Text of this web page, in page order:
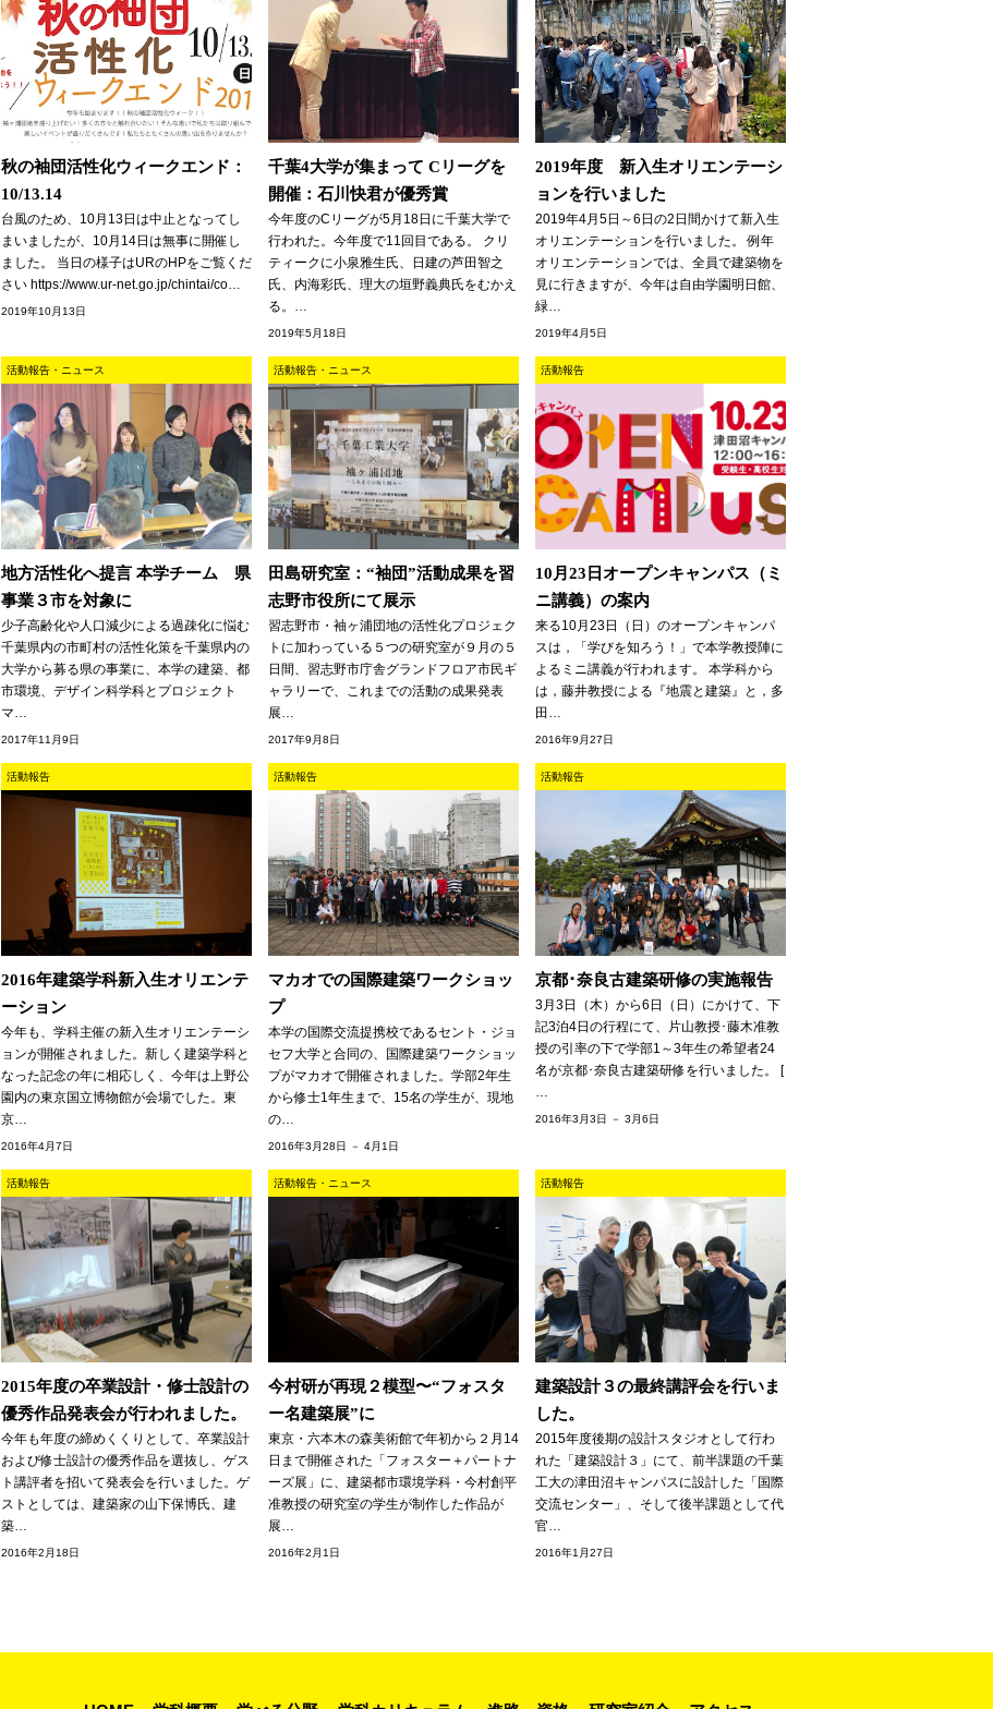
秋の袖団活性化ウィークエンド：
10/13.14
台風のため、10月13日は中止となってし
まいましたが、10月14日は無事に開催し
ました。 当日の様子はURのHPをご覧くだ
さい https://www.ur-net.go.jp/chintai/co…
2019年10月13日
千葉4大学が集まって Cリーグを
開催：石川快君が優秀賞
今年度のCリーグが5月18日に千葉大学で
行われた。今年度で11回目である。 クリ
ティークに小泉雅生氏、日建の芦田智之
氏、内海彩氏、理大の垣野義典氏をむかえ
る。…
2019年5月18日
2019年度 新入生オリエンテーシ
ョンを行いました
2019年4月5日～6日の2日間かけて新入生
オリエンテーションを行いました。 例年
オリエンテーションでは、全員で建築物を
見に行きますが、今年は自由学園明日館、
緑…
2019年4月5日
活動報告・ニュース
地方活性化へ提言 本学チーム 県
事業３市を対象に
少子高齢化や人口減少による過疎化に悩む
千葉県内の市町村の活性化策を千葉県内の
大学から募る県の事業に、本学の建築、都
市環境、デザイン科学科とプロジェクト
マ…
2017年11月9日
活動報告・ニュース
田島研究室：“袖団”活動成果を習
志野市役所にて展示
習志野市・袖ヶ浦団地の活性化プロジェク
トに加わっている５つの研究室が９月の５
日間、習志野市庁舎グランドフロア市民ギ
ャラリーで、これまでの活動の成果発表
展…
2017年9月8日
活動報告
10月23日オープンキャンパス（ミ
ニ講義）の案内
来る10月23日（日）のオープンキャンパ
スは，「学びを知ろう！」で本学教授陣に
よるミニ講義が行われます。 本学科から
は，藤井教授による『地震と建築』と，多
田…
2016年9月27日
活動報告
2016年建築学科新入生オリエンテ
ーション
今年も、学科主催の新入生オリエンテーシ
ョンが開催されました。新しく建築学科と
なった記念の年に相応しく、今年は上野公
園内の東京国立博物館が会場でした。東
京…
2016年4月7日
活動報告
マカオでの国際建築ワークショッ
プ
本学の国際交流提携校であるセント・ジョ
セフ大学と合同の、国際建築ワークショッ
プがマカオで開催されました。学部2年生
から修士1年生まで、15名の学生が、現地
の…
2016年3月28日 － 4月1日
活動報告
京都･奈良古建築研修の実施報告
3月3日（木）から6日（日）にかけて、下
記3泊4日の行程にて、片山教授･藤木准教
授の引率の下で学部1～3年生の希望者24
名が京都･奈良古建築研修を行いました。 [
…
2016年3月3日 － 3月6日
活動報告
2015年度の卒業設計・修士設計の
優秀作品発表会が行われました。
今年も年度の締めくくりとして、卒業設計
および修士設計の優秀作品を選抜し、ゲス
ト講評者を招いて発表会を行いました。ゲ
ストとしては、建築家の山下保博氏、建
築…
2016年2月18日
活動報告・ニュース
今村研が再現２模型〜“フォスタ
ー名建築展”に
東京・六本木の森美術館で年初から２月14
日まで開催された「フォスター＋パートナ
ーズ展」に、建築都市環境学科・今村創平
准教授の研究室の学生が制作した作品が
展…
2016年2月1日
活動報告
建築設計３の最終講評会を行いま
した。
2015年度後期の設計スタジオとして行わ
れた「建築設計３」にて、前半課題の千葉
工大の津田沼キャンパスに設計した「国際
交流センター」、そして後半課題として代
官…
2016年1月27日